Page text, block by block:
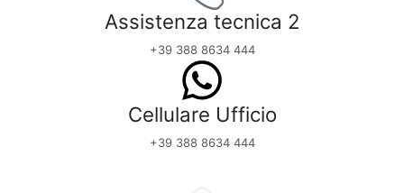
Assistenza tecnica 2
+39 388 8634 444
Cellulare Ufficio
+39 388 8634 444